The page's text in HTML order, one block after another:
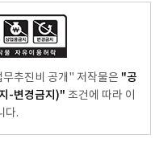
추진비 공개" 저작물은 "공
-변경금지)" 조건에 따라 이
다.